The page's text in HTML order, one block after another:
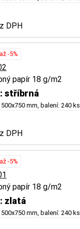
DPH
-5%
papír 18 g/m2
stříbrná
mm, balení: 240 ks
DPH
-5%
papír 18 g/m2
zlatá
mm, balení: 240 ks